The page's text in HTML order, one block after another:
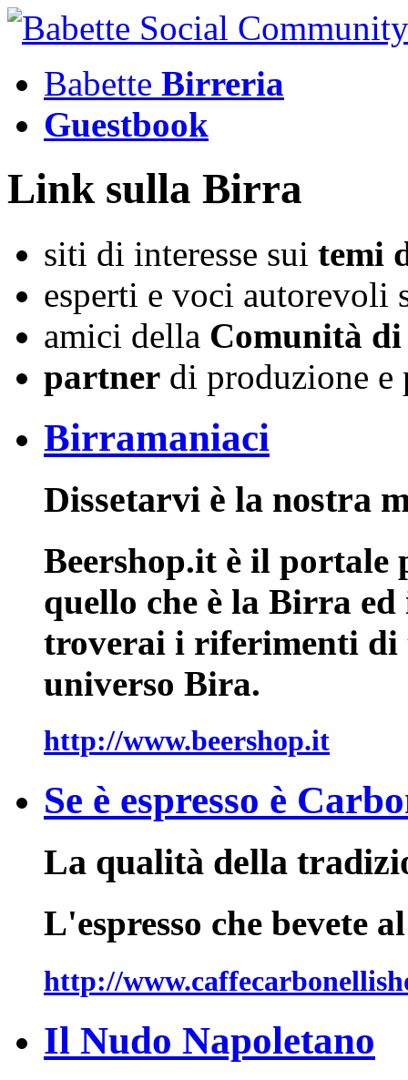
Babette Birreria
Guestbook
Link sulla Birra
siti di interesse sui temi
esperti e voci autorevoli
amici della Comunità di
partner di produzione e
Birramaniaci
Dissetarvi è la nostra
Beershop.it è il
quello che è la Birra
troverai i riferimenti
universo Bira.
http://www.beershop.it
Se è espresso è
La qualità della
L'espresso che bevete
http://
Il Nudo Napoletano